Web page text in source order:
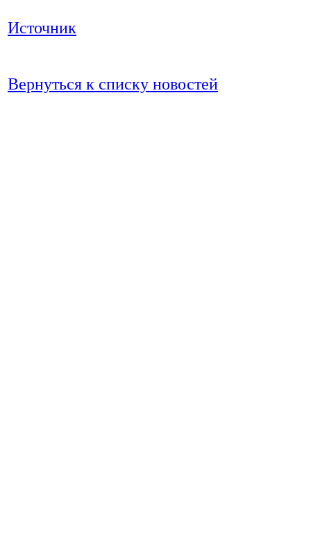
Источник
Вернуться к списку новостей